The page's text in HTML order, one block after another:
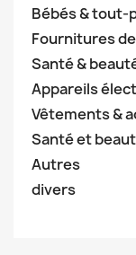
Bébés & tout-
Fournitures
Santé &
Appareils
Vêtements &
Santé et
Autres
divers